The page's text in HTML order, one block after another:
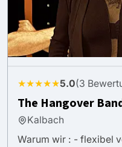
★★★★★5.0(3
The Hangover
Kalbach
Warum wir : - flexibel